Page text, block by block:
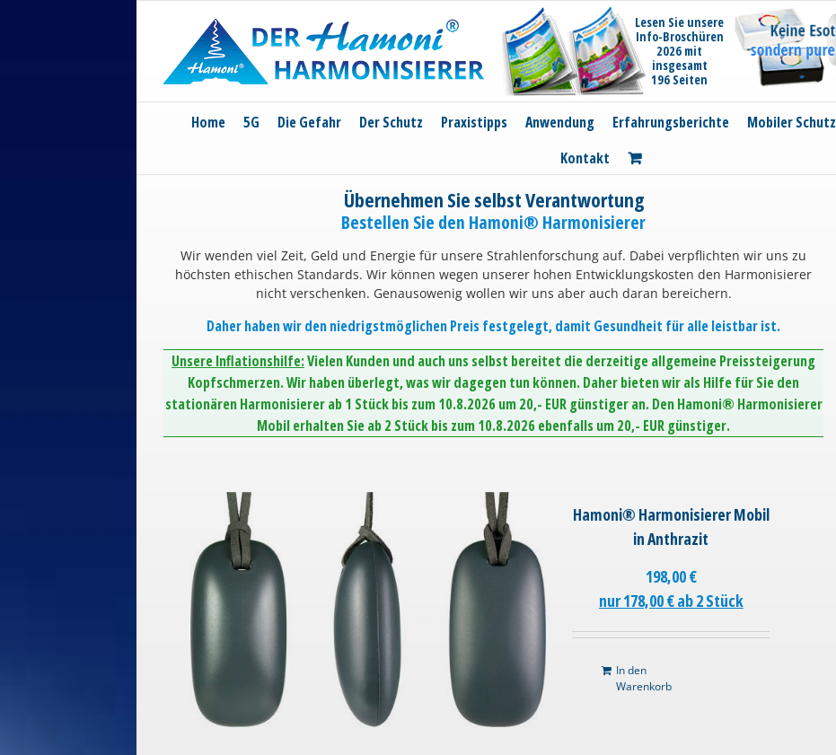
Lesen Sie unsere
Info-Broschüren
2026 mit
insgesamt
196 Seiten
Home 5G Die Gefahr Der Schutz Praxistipps Anwendung Erfahrungsberichte Mobiler Schutz
Kontakt
Übernehmen Sie selbst Verantwortung
Bestellen Sie den Hamoni® Harmonisierer
Wir wenden viel Zeit, Geld und Energie für unsere Strahlenforschung auf. Dabei verpflichten wir uns zu
höchsten ethischen Standards. Wir können wegen unserer hohen Entwicklungskosten den Harmonisierer
nicht verschenken. Genausowenig wollen wir uns aber auch daran bereichern.
Daher haben wir den niedrigstmöglichen Preis festgelegt, damit Gesundheit für alle leistbar ist.
Unsere Inflationshilfe:Vielen Kunden und auch uns selbst bereitet die derzeitige allgemeine Preissteigerung
Kopfschmerzen. Wir haben überlegt, was wir dagegen tun können. Daher bieten wir als Hilfe für Sie den
stationären Harmonisierer ab 1 Stück bis zum 10.8.2026 um 20,- EUR günstiger an. Den Hamoni® Harmonisierer
Mobil erhalten Sie ab 2 Stück bis zum 10.8.2026 ebenfalls um 20,- EUR günstiger.
Hamoni® Harmonisierer Mobil
in Anthrazit
198,00€
nur 178,00 € ab 2 Stück
In den
Warenkorb